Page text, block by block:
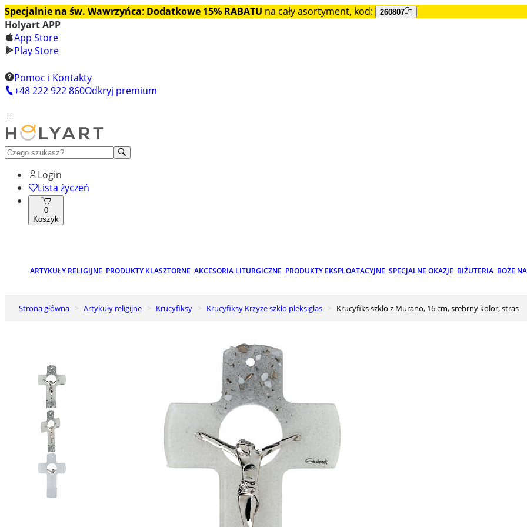
Specjalnie na św. Wawrzyńca: Dodatkowe 15% RABATU na cały asortyment, kod: 260807
Holyart APP
App Store
Play Store
Pomoc i Kontakty
+48 222 922 860Odkryj premium
Login
Lista życzeń
0
Koszyk
ARTYKUŁY RELIGIJNE PRODUKTY KLASZTORNE AKCESORIA LITURGICZNE PRODUKTY EKSPLOATACYJNE SPECJALNE OKAZJE BIŻUTERIA BOŻE
Strona główna Artykuły religijne Krucyfiksy Krucyfiksy Krzyże szkło pleksiglas Krucyfiks szkło z Murano, 16 cm, srebrny kolor, stras